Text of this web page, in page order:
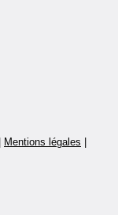
Mentions légales